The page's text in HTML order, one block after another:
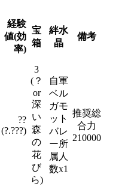
経験
値(効
率)
宝
箱
絆水
晶
備考
??
(?.???)
3
(？
or
深
い
森
の
花
び
ら)
自軍
ベル
ガモ
ット
バレ
ー所
属人
数x1
推奨総
合力
210000